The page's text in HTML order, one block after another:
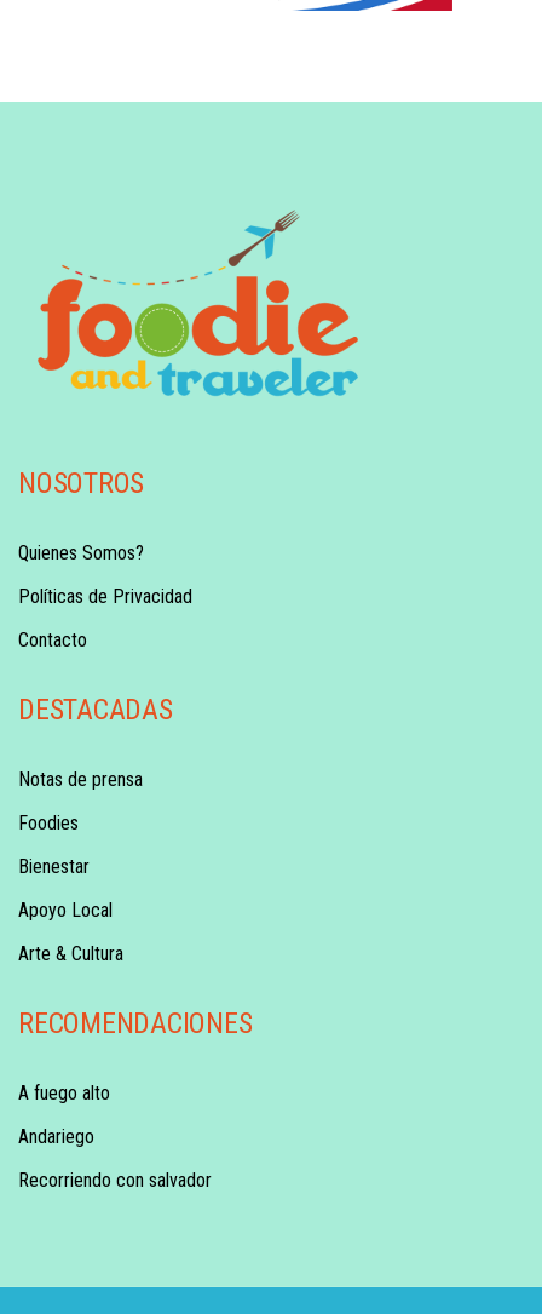
NOSOTROS
Quienes Somos?
Políticas de Privacidad
Contacto
DESTACADAS
Notas de prensa
Foodies
Bienestar
Apoyo Local
Arte & Cultura
RECOMENDACIONES
A fuego alto
Andariego
Recorriendo con salvador